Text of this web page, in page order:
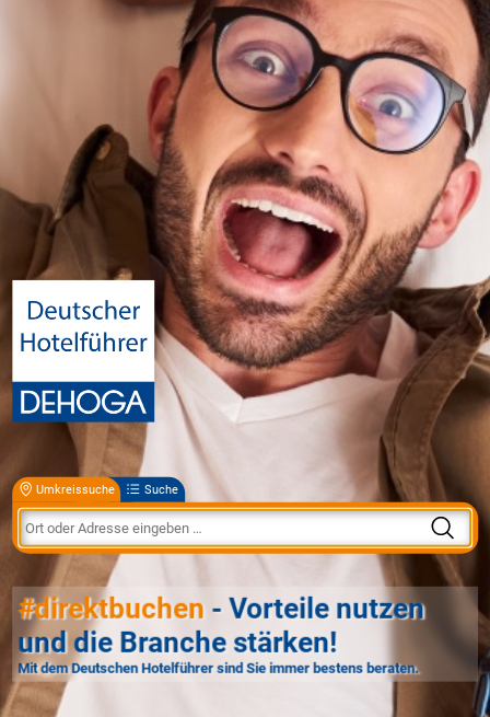
Umkreissuche Suche
#direktbuchen - Vorteile nutzen
und die Branche stärken!
Mit dem Deutschen Hotelführer sind Sie immer bestens beraten.